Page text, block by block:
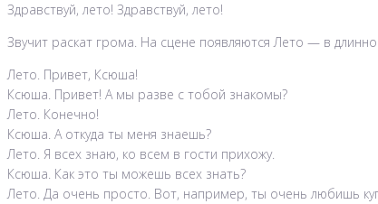
Здравствуй, лето! Здравствуй, лето!
Звучит раскат грома. На сцене появляются Лето — в
Лето. Привет, Ксюша!
Ксюша. Привет! А мы разве с тобой знакомы?
Лето. Конечно!
Ксюша. А откуда ты меня знаешь?
Лето. Я всех знаю, ко всем в гости прихожу.
Ксюша. Как это ты можешь всех знать?
Лето. Да очень просто. Вот, например, ты очень любишь